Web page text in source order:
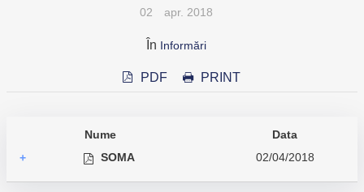
02 apr. 2018
În Informări
PDF PRINT
Nume
Data
+
SOMA 02/04/2018